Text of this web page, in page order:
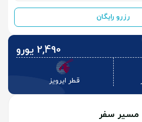
رزرو رایگان
2,490 یورو
قطر ایرویز
مسیر سفر